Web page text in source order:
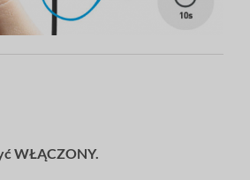
WŁĄCZONY.